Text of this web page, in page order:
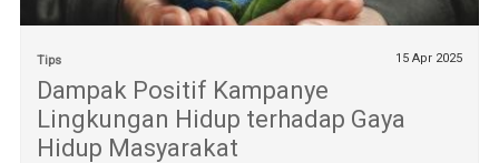
Tips 15 Apr 2025
Dampak Positif Kampanye
Lingkungan Hidup terhadap Gaya
Hidup Masyarakat